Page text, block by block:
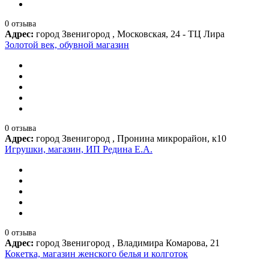
0 отзыва
Адрес: город Звенигород , Московская, 24 - ТЦ Лира
Золотой век, обувной магазин
0 отзыва
Адрес: город Звенигород , Пронина микрорайон, к10
Игрушки, магазин, ИП Редина Е.А.
0 отзыва
Адрес: город Звенигород , Владимира Комарова, 21
Кокетка, магазин женского белья и колготок